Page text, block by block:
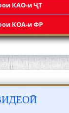
КАО-и ҶТ
КОА-и ФР
Шарифзода